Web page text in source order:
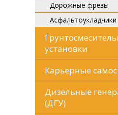
Дорожные фрезы
Асфальтоукладчики
установки
Карьерные
Дизельные
(ДГУ)